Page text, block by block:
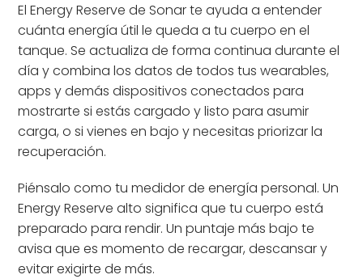
El Energy Reserve de Sonar te ayuda a entender
cuánta energía útil le queda a tu cuerpo en el
tanque. Se actualiza de forma continua durante el
día y combina los datos de todos tus wearables,
apps y demás dispositivos conectados para
mostrarte si estás cargado y listo para asumir
carga, o si vienes en bajo y necesitas priorizar la
recuperación.
Piénsalo como tu medidor de energía personal. Un
Energy Reserve alto significa que tu cuerpo está
preparado para rendir. Un puntaje más bajo te
avisa que es momento de recargar, descansar y
evitar exigirte de más.